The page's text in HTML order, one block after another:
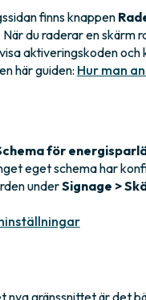
finns knappen
du raderar en skärm
aktiveringskoden och
här guiden: Hur man
för
eget schema har
underSignage >
nya gränssnittet är det